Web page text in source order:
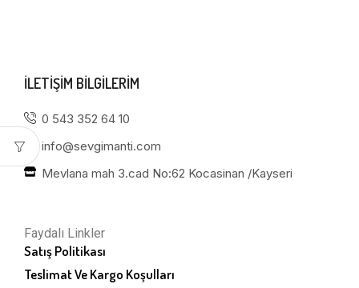
ILETIŞIM BILGILERIM
0 543 352 64 10
info@sevgimanti.com
Mevlana mah 3.cad No:62 Kocasinan /Kayseri
Faydalı Linkler
Satış Politikası
Teslimat Ve Kargo Koşulları